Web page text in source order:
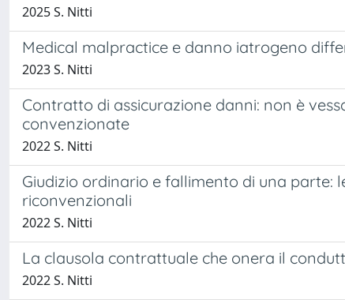
2025 S. Nitti
Medical malpractice e danno iatrogeno
2023 S. Nitti
Contratto di assicurazione danni: non è
convenzionate
2022 S. Nitti
Giudizio ordinario e fallimento di una
riconvenzionali
2022 S. Nitti
La clausola contrattuale che onera il
2022 S. Nitti